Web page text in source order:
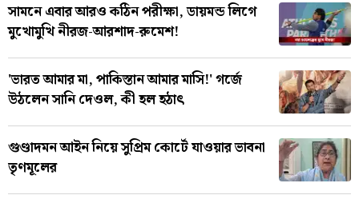
সামনে এবার আরও কঠিন পরীক্ষা, ডায়মন্ড লিগে
মুখোমুখি নীরজ-আরশাদ-রুমেশ!
'ভারত আমার মা, পাকিস্তান আমার মাসি!' গর্জে
উঠলেন সানি দেওল, কী হল হঠাৎ
গুণ্ডাদমন আইন নিয়ে সুপ্রিম কোর্টে যাওয়ার ভাবনা
তৃণমূলের